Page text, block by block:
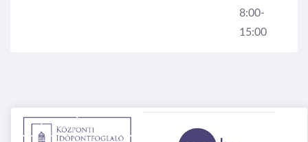
8:00-
15:00